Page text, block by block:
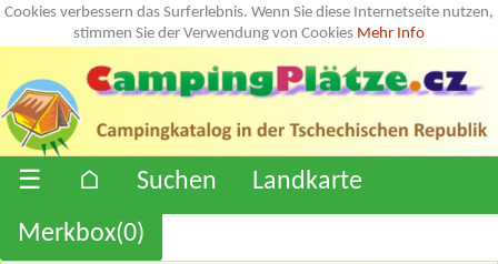
Cookies verbessern das Surferlebnis. Wenn Sie diese Internetseite nutzen,
stimmen Sie der Verwendung von Cookies Mehr Info
☰ ⌂ Suchen
Landkarte
Merkbox(0)